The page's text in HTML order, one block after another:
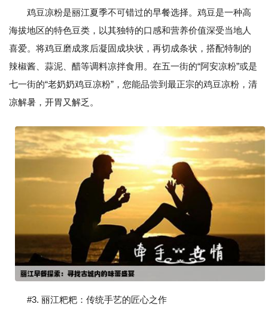
鸡豆凉粉是丽江夏季不可错过的早餐选择。鸡豆是一种高
海拔地区的特色豆类，以其独特的口感和营养价值深受当地人
喜爱。将鸡豆磨成浆后凝固成块状，再切成条状，搭配特制的
辣椒酱、蒜泥、醋等调料凉拌食用。在五一街的“阿安凉粉”或是
七一街的“老奶奶鸡豆凉粉”，您能品尝到最正宗的鸡豆凉粉，清
凉解暑，开胃又解乏。
#3. 丽江粑粑：传统手艺的匠心之作